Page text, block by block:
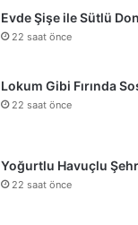
Evde Şişe ile Sütlü
22 saat önce
Lokum Gibi Fırında
22 saat önce
Yoğurtlu Havuçlu
22 saat önce